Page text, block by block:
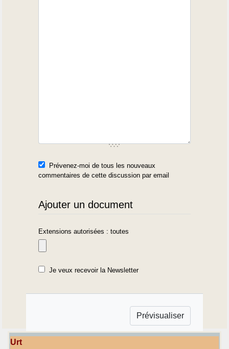
Prévenez-moi de tous les nouveaux
commentaires de cette discussion par email
Ajouter un document
Extensions autorisées : toutes
Je veux recevoir la Newsletter
Urt